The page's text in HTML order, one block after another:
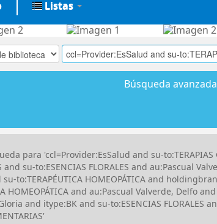
Listas
Búsqueda avanzada
para 'ccl=Provider:EsSalud and su-to:TERAPIAS
and su-to:ESENCIAS FLORALES and au:Pascual
to:TERAPÉUTICA HOMEOPÁTICA and
HOMEOPÁTICA and au:Pascual Valverde, Delfo
and itype:BK and su-to:ESENCIAS FLORALES